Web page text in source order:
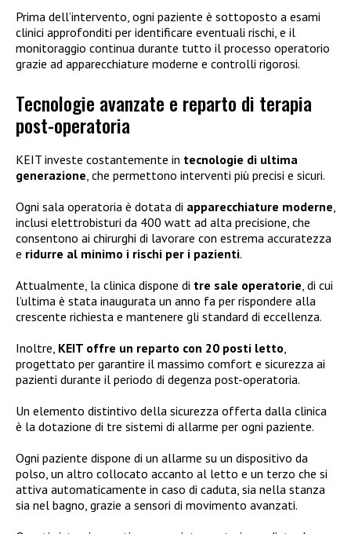
Prima dell’intervento, ogni paziente è sottoposto a esami
clinici approfonditi per identificare eventuali rischi, e il
monitoraggio continua durante tutto il processo operatorio
grazie ad apparecchiature moderne e controlli rigorosi.
Tecnologie avanzate e reparto di terapia
post-operatoria
KEIT investe costantemente in tecnologie di ultima
generazione, che permettono interventi più precisi e sicuri.
Ogni sala operatoria è dotata di apparecchiature moderne,
inclusi elettrobisturi da 400 watt ad alta precisione, che
consentono ai chirurghi di lavorare con estrema accuratezza
e ridurre al minimo i rischi per i pazienti.
Attualmente, la clinica dispone di tre sale operatorie, di cui
l’ultima è stata inaugurata un anno fa per rispondere alla
crescente richiesta e mantenere gli standard di eccellenza.
Inoltre, KEIT offre un reparto con 20 posti letto,
progettato per garantire il massimo comfort e sicurezza ai
pazienti durante il periodo di degenza post-operatoria.
Un elemento distintivo della sicurezza offerta dalla clinica
è la dotazione di tre sistemi di allarme per ogni paziente.
Ogni paziente dispone di un allarme su un dispositivo da
polso, un altro collocato accanto al letto e un terzo che si
attiva automaticamente in caso di caduta, sia nella stanza
sia nel bagno, grazie a sensori di movimento avanzati.